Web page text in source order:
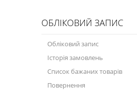
Мастила
Спеціальні програми
Велосипедна програма
Моторна олива для мотоцикла
ОБЛІКОВИЙ ЗАПИС
Обліковий запис
Історія замовлень
Список бажаних товарів
Повернення